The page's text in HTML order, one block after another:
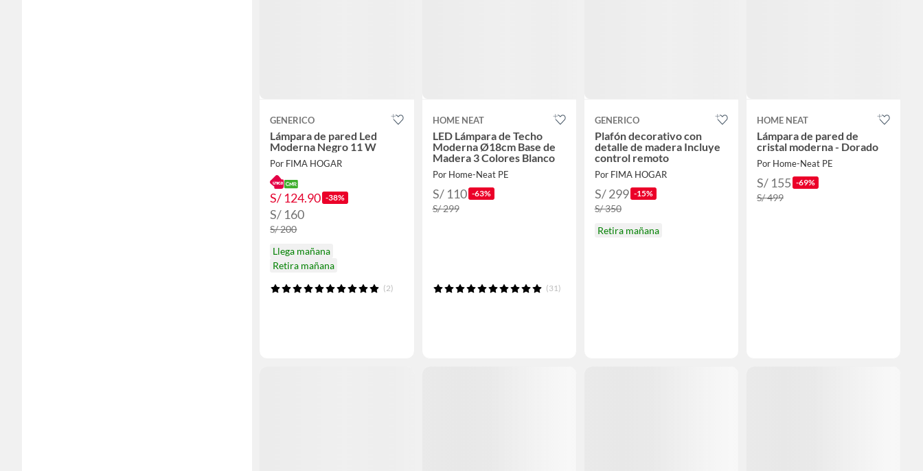
GENERICO
Lámpara de pared Led
Moderna Negro 11 W
Por FIMA HOGAR
S/ 124.90 -38%
S/ 160
S/ 200
Llega mañana
Retira mañana
(2)
HOME NEAT
LED Lámpara de Techo
Moderna Ø18cm Base de
Madera 3 Colores Blanco
Por Home-Neat PE
S/ 110 -63%
S/ 299
(31)
GENERICO
Plafón decorativo con
detalle de madera Incluye
control remoto
Por FIMA HOGAR
S/ 299 -15%
S/ 350
Retira mañana
HOME NEAT
Lámpara de pared de
cristal moderna - Dorado
Por Home-Neat PE
S/ 155 -69%
S/ 499